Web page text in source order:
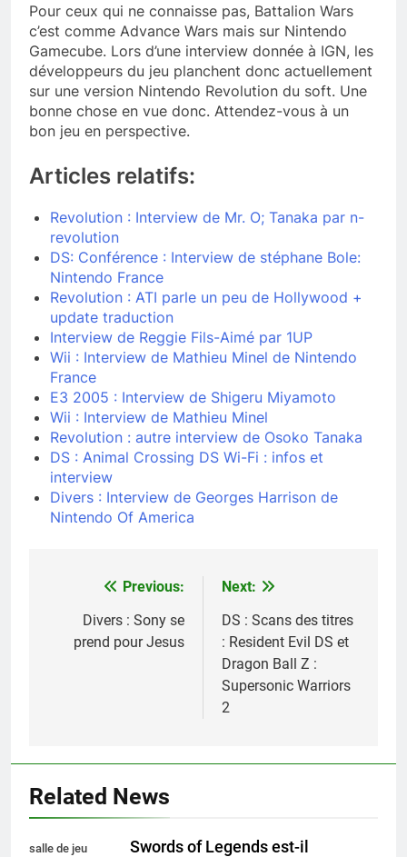
Pour ceux qui ne connaisse pas, Battalion Wars
c’est comme Advance Wars mais sur Nintendo
Gamecube. Lors d’une interview donnée à IGN, les
développeurs du jeu planchent donc actuellement
sur une version Nintendo Revolution du soft. Une
bonne chose en vue donc. Attendez-vous à un
bon jeu en perspective.
Articles relatifs:
Revolution : Interview de Mr. O; Tanaka par n-
revolution
DS: Conférence : Interview de stéphane Bole:
Nintendo France
Revolution : ATI parle un peu de Hollywood +
update traduction
Interview de Reggie Fils-Aimé par 1UP
Wii : Interview de Mathieu Minel de Nintendo
France
E3 2005 : Interview de Shigeru Miyamoto
Wii : Interview de Mathieu Minel
Revolution : autre interview de Osoko Tanaka
DS : Animal Crossing DS Wi-Fi : infos et
interview
Divers : Interview de Georges Harrison de
Nintendo Of America
Navigation
l’article
Previous:
Divers : Sony se
prend pour Jesus
Next:
DS : Scans des titres
: Resident Evil DS et
Dragon Ball Z :
Supersonic Warriors
2
Related News
salle de jeu
Swords of Legends est-il